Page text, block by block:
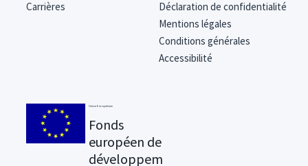
Carrières
Déclaration de confidentialité
Mentions légales
Conditions générales
Accessibilité
Union Européenne
Fonds
européen de
développem